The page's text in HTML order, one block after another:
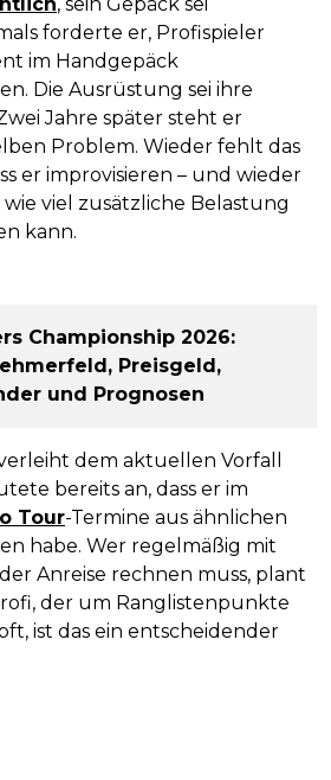
forderte er, Profispieler
im Handgepäck
Die Ausrüstung sei ihre
Jahre später steht er
Problem. Wieder fehlt das
er improvisieren – und wieder
wie viel zusätzliche Belastung
kann.
Championship 2026:
Preisgeld,
und Prognosen
dem aktuellen Vorfall
bereits an, dass er im
Tour-Termine aus ähnlichen
habe. Wer regelmäßig mit
Anreise rechnen muss, plant
der um Ranglistenpunkte
ist das ein entscheidender